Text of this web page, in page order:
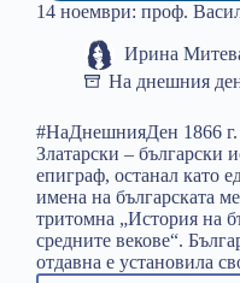
14 ноември: проф.
Ирина
На днешния
#НаДнешнияДен 1866 г.
Златарски – български
епиграф, останал като
имена на българската
тритомна „История на
средните векове“.
отдавна е установила